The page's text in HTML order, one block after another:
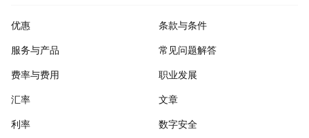
优惠
服务与产品
费率与费用
汇率
利率
条款与条件
常见问题解答
职业发展
文章
数字安全